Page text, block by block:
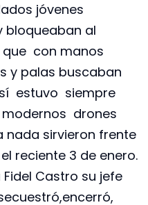
jóvenes
al
con manos
y palas buscaban
estuvo siempre
drones
sirvieron frente
reciente 3 de enero.
Castro su jefe